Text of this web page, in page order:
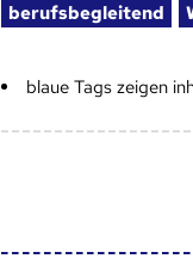
berufsbegleitend
blaue Tags zeigen